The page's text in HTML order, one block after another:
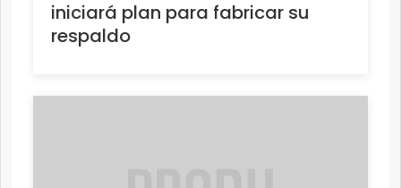
iniciará plan para fabricar su
respaldo